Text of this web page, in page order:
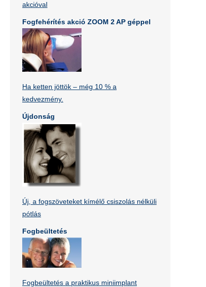
akcióval
Fogfehérítés akció ZOOM 2 AP géppel
Ha ketten jöttök – még 10 % a
kedvezmény.
Újdonság
Új, a fogszöveteket kímélő csiszolás nélküli
pótlás
Fogbeültetés
Fogbeültetés a praktikus miniimplant